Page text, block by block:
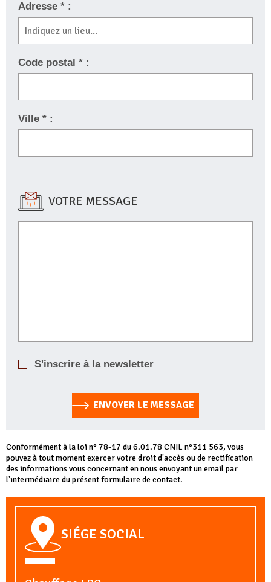
Adresse * :
Code postal * :
Ville * :
VOTRE MESSAGE
S'inscrire à la newsletter
ENVOYER LE MESSAGE
Conformément à la loi n° 78-17 du 6.01.78 CNIL n°311 563, vous
pouvez à tout moment exercer votre droit d'accès ou de rectification
des informations vous concernant en nous envoyant un email par
l'intermédiaire du présent formulaire de contact.
SIÉGE SOCIAL